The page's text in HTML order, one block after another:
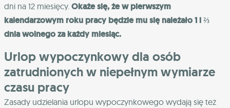
dni na 12 miesięcy. Okaże się, że w pierwszym
kalendarzowym roku pracy będzie mu się należało 1 i ⅔
dnia wolnego za każdy miesiąc.
Urlop wypoczynkowy dla osób
zatrudnionych w niepełnym wymiarze
czasu pracy
Zasady udzielania urlopu wypoczynkowego wydają się też